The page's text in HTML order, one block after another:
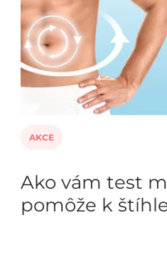
AKCE
Ako vám test
pomôže k